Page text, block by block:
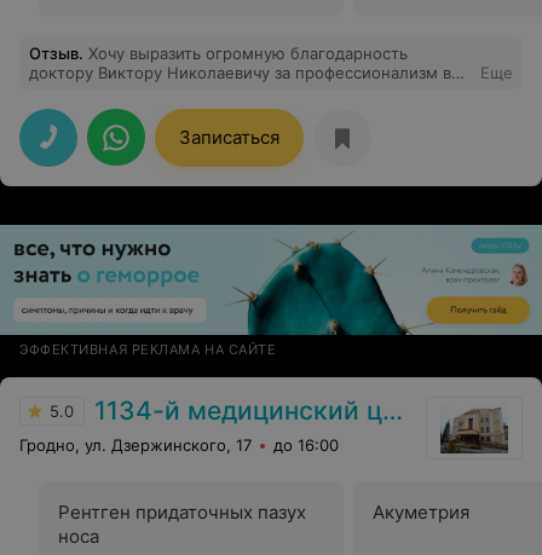
Отзыв. Хочу выразить огромную благодарность
доктору Виктору Николаевичу за профессионализм в
Несмотря на мои сильные переживания по поводу
плановой операции (танзилоэктомия), спокойствие и
уверенность Виктора Николаевича вселили в меня
надежду на положительный исход. Я очень рада, что
попала именно к этому доктору. Рекомендую как
медперсонал взрослого лоротделения очень
достойный!!!
Еще
Записаться
ЭФФЕКТИВНАЯ РЕКЛАМА НА САЙТЕ
5.0 1134-й медицинский центр ВС РБ
Гродно, ул. Дзержинского, 17 до 16:00
Рентген придаточных пазух
носа
Акуметрия